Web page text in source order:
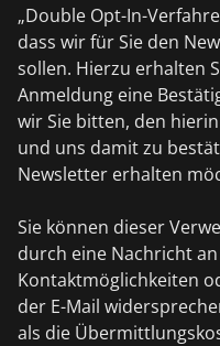
„Double Opt-In-
dass wir für Sie den
sollen. Hierzu erhalten
Anmeldung eine
wir Sie bitten, den
und uns damit zu
Newsletter erhalten
Sie können dieser
durch eine Nachricht
Kontaktmöglichkeiten
der E-Mail
als die